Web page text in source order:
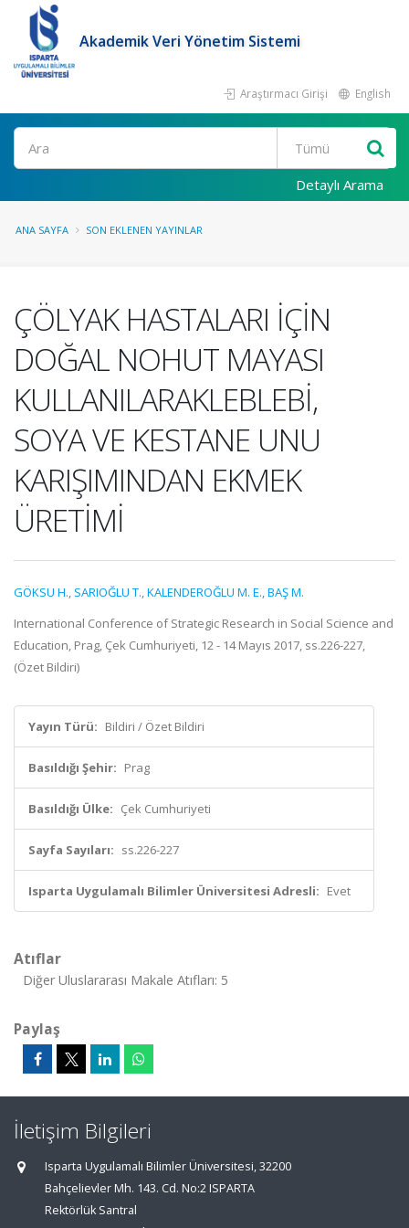
Akademik Veri Yönetim Sistemi
Araştırmacı Girişi English
Ara
Detaylı Arama
ANA SAYFA SON EKLENEN YAYINLAR
ÇÖLYAK HASTALARI İÇİN
DOĞAL NOHUT MAYASI
KULLANILARAKLEBLEBİ,
SOYA VE KESTANE UNU
KARIŞIMINDAN EKMEK
ÜRETİMİ
GÖKSU H., SARIOĞLU T.,KALENDEROĞLU M. E.,BAŞ M.
International Conference of Strategic Research in Social Science and
Education, Prag, Çek Cumhuriyeti, 12 - 14 Mayıs 2017, ss.226-227,
(Özet Bildiri)
Yayın Türü: Bildiri / Özet Bildiri
Basıldığı Şehir: Prag
Basıldığı Ülke: Çek Cumhuriyeti
Sayfa Sayıları: ss.226-227
Isparta Uygulamalı Bilimler Üniversitesi Adresli: Evet
Atıflar
Diğer Uluslararası Makale Atıfları: 5
Paylaş
İletişim Bilgileri
Isparta Uygulamalı Bilimler Üniversitesi, 32200
Bahçelievler Mh. 143. Cd. No:2 ISPARTA
Rektörlük Santral